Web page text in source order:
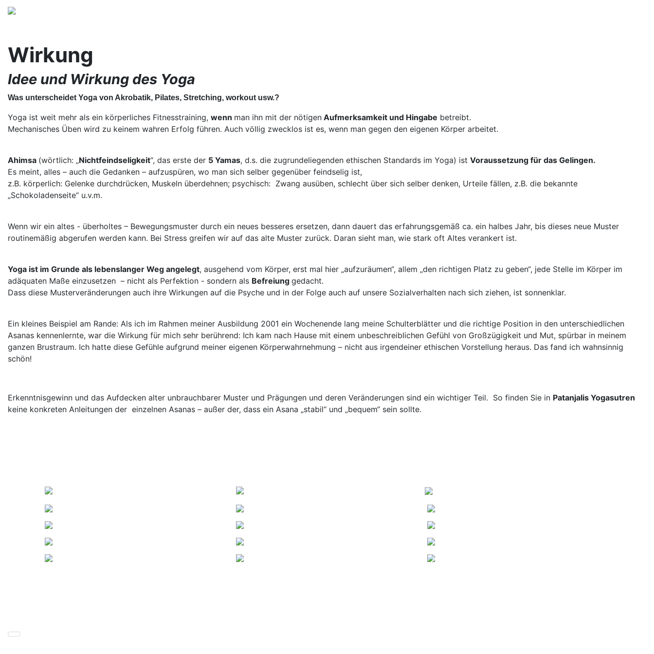
Wirkung
Idee und Wirkung des Yoga
Was unterscheidet Yoga von Akrobatik, Pilates, Stretching, workout usw.?
Yoga ist weit mehr als ein körperliches Fitnesstraining, wenn man ihn mit der nötigen Aufmerksamkeit und Hingabe betreibt.
Mechanisches Üben wird zu keinem wahren Erfolg führen. Auch völlig zwecklos ist es, wenn man gegen den eigenen Körper arbeitet.
Ahimsa (wörtlich: „Nichtfeindseligkeit“, das erste der 5 Yamas, d.s. die zugrundeliegenden ethischen Standards im Yoga) ist Voraussetzung für das Gelingen.
Es meint, alles – auch die Gedanken – aufzuspüren, wo man sich selber gegenüber feindselig ist,
z.B. körperlich: Gelenke durchdrücken, Muskeln überdehnen; psychisch: Zwang ausüben, schlecht über sich selber denken, Urteile fällen, z.B. die bekannte
„Schokoladenseite“ u.v.m.
Wenn wir ein altes - überholtes – Bewegungsmuster durch ein neues besseres ersetzen, dann dauert das erfahrungsgemäß ca. ein halbes Jahr, bis dieses neue Muster
routinemäßig abgerufen werden kann. Bei Stress greifen wir auf das alte Muster zurück. Daran sieht man, wie stark oft Altes verankert ist.
Yoga ist im Grunde als lebenslanger Weg angelegt, ausgehend vom Körper, erst mal hier „aufzuräumen“, allem „den richtigen Platz zu geben“, jede Stelle im Körper im
adäquaten Maße einzusetzen – nicht als Perfektion - sondern als Befreiung gedacht.
Dass diese Musterveränderungen auch ihre Wirkungen auf die Psyche und in der Folge auch auf unsere Sozialverhalten nach sich ziehen, ist sonnenklar.
Ein kleines Beispiel am Rande: Als ich im Rahmen meiner Ausbildung 2001 ein Wochenende lang meine Schulterblätter und die richtige Position in den unterschiedlichen
Asanas kennenlernte, war die Wirkung für mich sehr berührend: Ich kam nach Hause mit einem unbeschreiblichen Gefühl von Großzügigkeit und Mut, spürbar in meinem
ganzen Brustraum. Ich hatte diese Gefühle aufgrund meiner eigenen Körperwahrnehmung – nicht aus irgendeiner ethischen Vorstellung heraus. Das fand ich wahnsinnig
schön!
Erkenntnisgewinn und das Aufdecken alter unbrauchbarer Muster und Prägungen und deren Veränderungen sind ein wichtiger Teil. So finden Sie in Patanjalis Yogasutren
keine konkreten Anleitungen der einzelnen Asanas – außer der, dass ein Asana „stabil“ und „bequem“ sein sollte.